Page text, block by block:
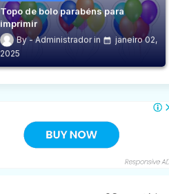
Topo de bolo parabéns para
imprimir
Administrador
janeiro 02,
2025